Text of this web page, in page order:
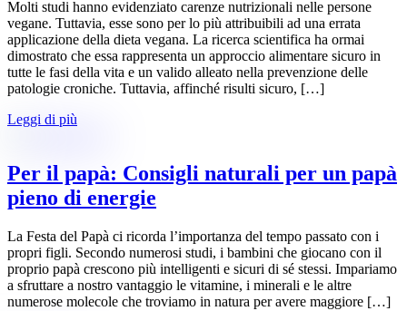
Molti studi hanno evidenziato carenze nutrizionali nelle persone
vegane. Tuttavia, esse sono per lo più attribuibili ad una errata
applicazione della dieta vegana. La ricerca scientifica ha ormai
dimostrato che essa rappresenta un approccio alimentare sicuro in
tutte le fasi della vita e un valido alleato nella prevenzione delle
patologie croniche. Tuttavia, affinché risulti sicuro, […]
Leggi di più
Per il papà: Consigli naturali per un papà
pieno di energie
La Festa del Papà ci ricorda l’importanza del tempo passato con i
propri figli. Secondo numerosi studi, i bambini che giocano con il
proprio papà crescono più intelligenti e sicuri di sé stessi. Impariamo
a sfruttare a nostro vantaggio le vitamine, i minerali e le altre
numerose molecole che troviamo in natura per avere maggiore […]